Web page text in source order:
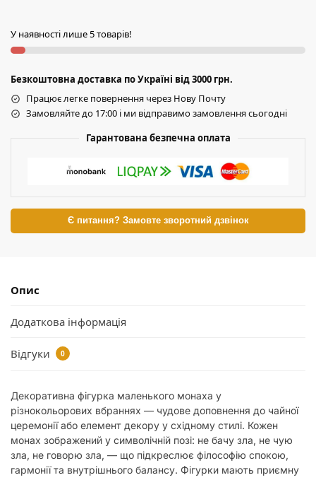
У наявності лише 5 товарів!
Безкоштовна доставка по Україні від 3000 грн.
Працює легке повернення через Нову Почту
Замовляйте до 17:00 і ми відправимо замовлення сьогодні
Гарантована безпечна оплата
Є питання? Замовте зворотний дзвінок
Опис
Додаткова інформація
Відгуки 0
Декоративна фігурка маленького монаха у
різнокольорових вбраннях — чудове доповнення до чайної
церемонії або елемент декору у східному стилі. Кожен
монах зображений у символічній позі: не бачу зла, не чую
зла, не говорю зла, — що підкреслює філософію спокою,
гармонії та внутрішнього балансу. Фігурки мають приємну